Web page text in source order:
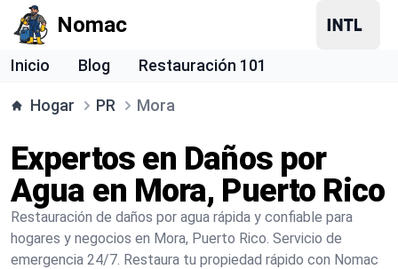
Nomac
Inicio Blog Restauración 101
Hogar PR Mora
Expertos en Daños por
Agua en Mora, Puerto Rico
Restauración de daños por agua rápida y confiable para
hogares y negocios en Mora, Puerto Rico. Servicio de
emergencia 24/7. Restaura tu propiedad rápido con Nomac